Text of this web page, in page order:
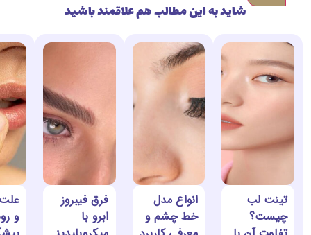
شاید به این مطالب هم علاقمند باشید
تینت لب
چیست؟
انواع مدل
خط چشم و
فرق فیبروز
ابرو با
و